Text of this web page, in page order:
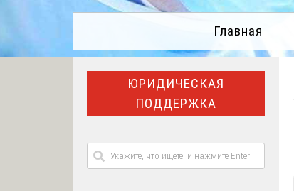
Главная
ЮРИДИЧЕСКАЯ
ПОДДЕРЖКА